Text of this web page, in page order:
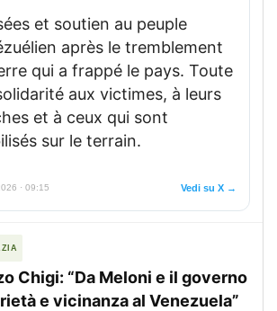
et soutien au peuple
après le tremblement
qui a frappé le pays. Toute
aux victimes, à leurs
et à ceux qui sont
sur le terrain.
· 09:15 Vedi su X →
Chigi: “Da Meloni e il governo
e vicinanza al Venezuela”